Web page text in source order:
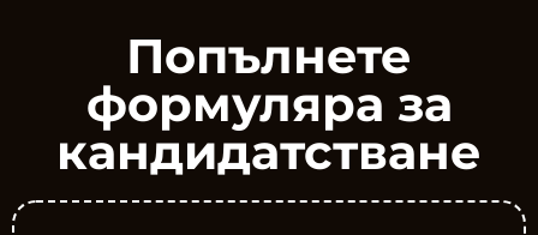
Попълнете
формуляра за
кандидатстване